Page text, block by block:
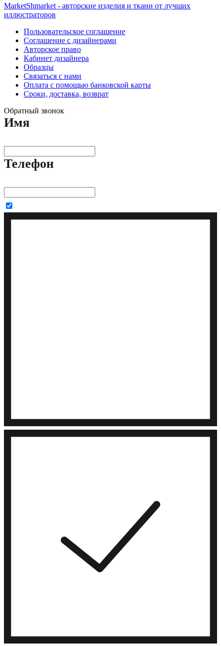
MarketShmarket - авторские изделия и ткани от лучших
иллюстраторов
Пользовательское соглашение
Соглашение с дизайнерами
Авторское право
Кабинет дизайнера
Образцы
Связаться с нами
Оплата с помощью банковской карты
Сроки, доставка, возврат
Обратный звонок
Имя
Телефон